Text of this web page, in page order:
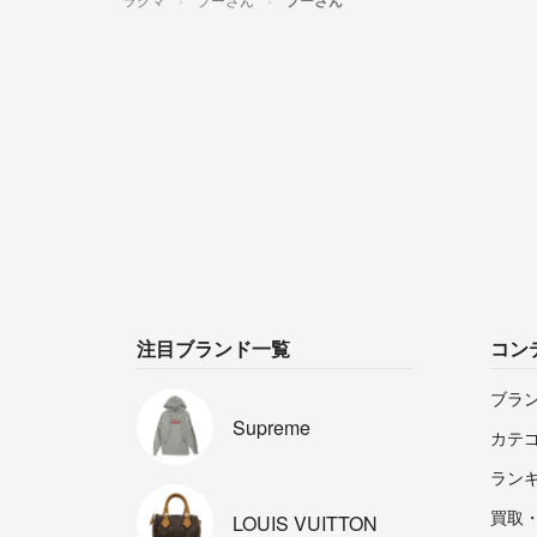
注目ブランド一覧
Supreme
LOUIS VUITTON
コン
ブラ
カテ
ラン
買取